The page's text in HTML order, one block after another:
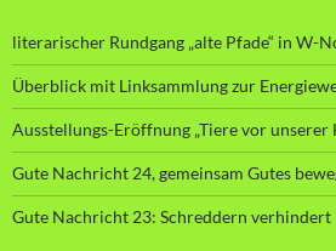
literarischer Rundgang „alte Pfade“ in W-
Überblick mit Linksammlung zur
Ausstellungs-Eröffnung „Tiere vor unserer
Gute Nachricht 24, gemeinsam Gutes
Gute Nachricht 23: Schreddern verhindert